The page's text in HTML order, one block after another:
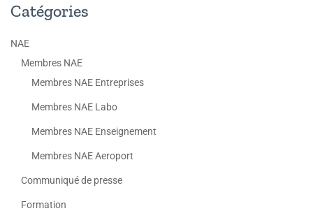
Catégories
NAE
Membres NAE
Membres NAE Entreprises
Membres NAE Labo
Membres NAE Enseignement
Membres NAE Aeroport
Communiqué de presse
Formation